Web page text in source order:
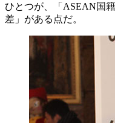
ひとつが、「ASEAN国
差」がある点だ。